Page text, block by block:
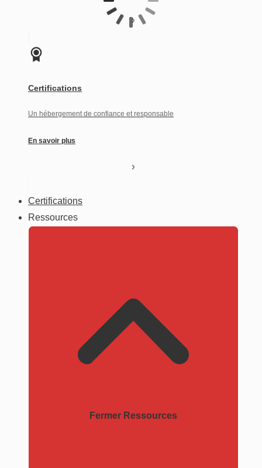
Certifications
Un hébergement de confiance et responsable
En savoir plus
Certifications
Ressources
Fermer Ressources